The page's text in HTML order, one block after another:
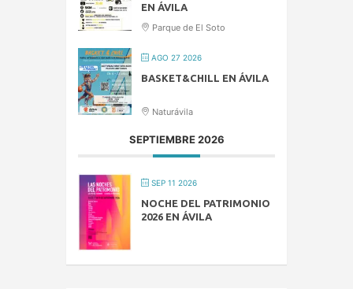
EN ÁVILA
Parque de El Soto
AGO 27 2026
BASKET&CHILL EN ÁVILA
Naturávila
SEPTIEMBRE 2026
SEP 11 2026
NOCHE DEL PATRIMONIO
2026 EN ÁVILA